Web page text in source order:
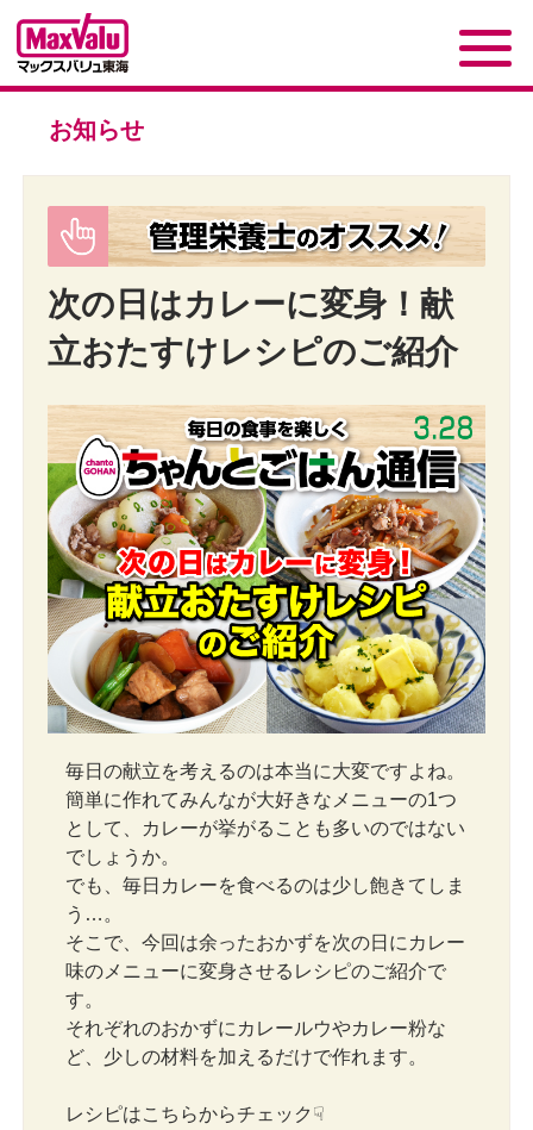
お知らせ
次の日はカレーに変身！献
立おたすけレシピのご紹介
毎日の献立を考えるのは本当に大変ですよね。
簡単に作れてみんなが大好きなメニューの1つ
として、カレーが挙がることも多いのではない
でしょうか。
でも、毎日カレーを食べるのは少し飽きてしま
う…。
そこで、今回は余ったおかずを次の日にカレー
味のメニューに変身させるレシピのご紹介で
す。
それぞれのおかずにカレールウやカレー粉な
ど、少しの材料を加えるだけで作れます。
レシピはこちらからチェック☟